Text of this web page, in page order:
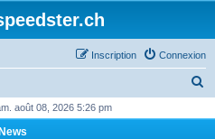
Connexion
Inscription
août 08, 2026 5:26 pm
News